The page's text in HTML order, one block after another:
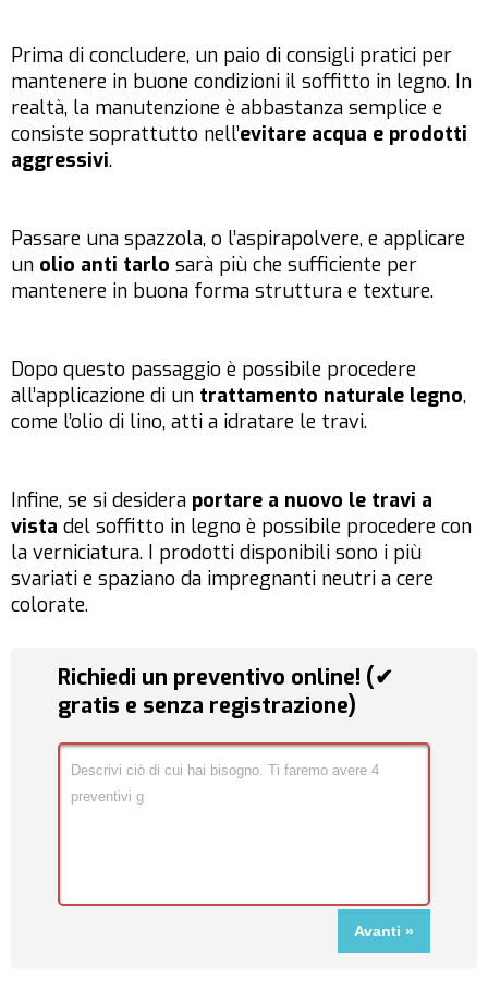
Prima di concludere, un paio di consigli pratici per
mantenere in buone condizioni il soffitto in legno. In
realtà, la manutenzione è abbastanza semplice e
consiste soprattutto nell’evitare acqua e prodotti
aggressivi.
Passare una spazzola, o l’aspirapolvere, e applicare
un olio anti tarlo sarà più che sufficiente per
mantenere in buona forma struttura e texture.
Dopo questo passaggio è possibile procedere
all’applicazione di un trattamento naturale legno,
come l’olio di lino, atti a idratare le travi.
Infine, se si desidera portare a nuovo le travi a
vista del soffitto in legno è possibile procedere con
la verniciatura. I prodotti disponibili sono i più
svariati e spaziano da impregnanti neutri a cere
colorate.
Richiedi un preventivo online! (✔
gratis e senza registrazione)